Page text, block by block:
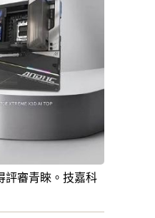
評審青睞。技嘉科